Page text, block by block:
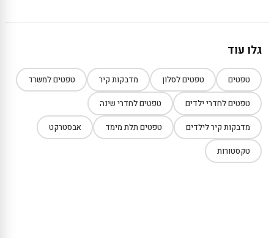
גלו עוד
טפטים טפטים לסלון מדבקות קיר טפטים למשרד
טפטים לחדרי ילדים טפטים לחדרי שינה
מדבקות קיר לילדים טפטים תלת מימד אבסטרקט
טקסטורות